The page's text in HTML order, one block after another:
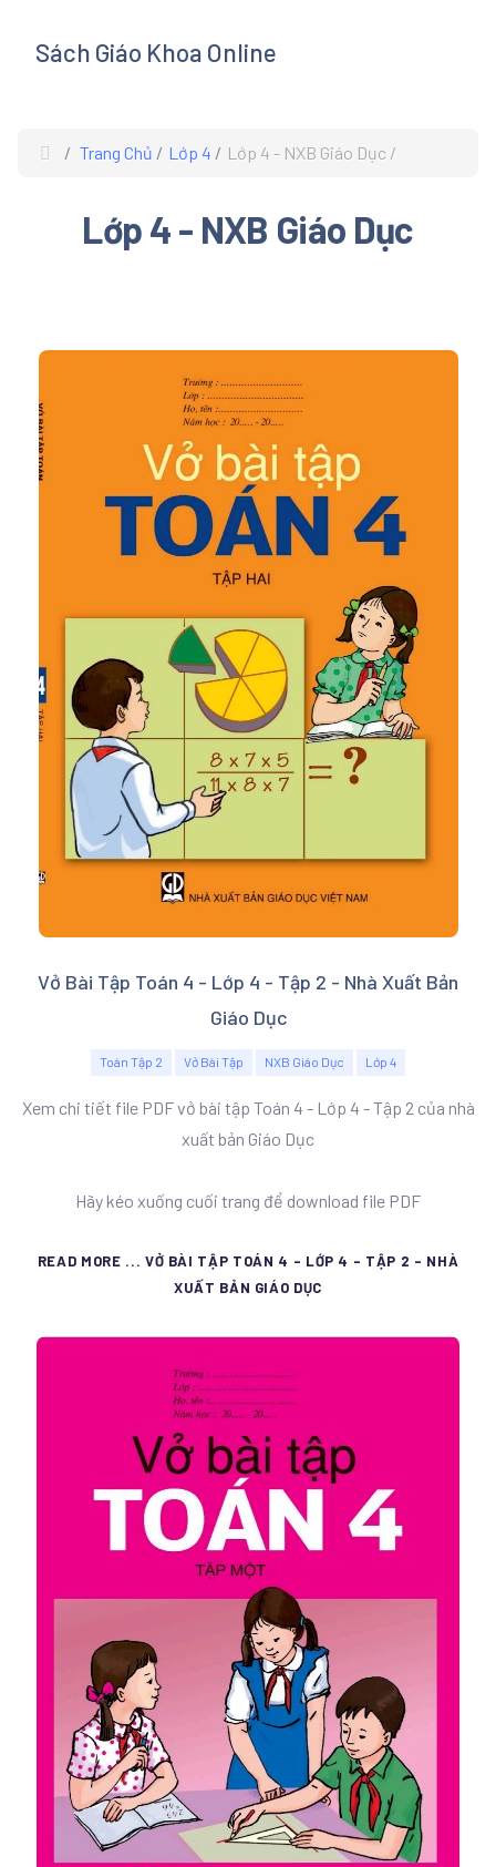
Sách Giáo Khoa Online
Trang Chủ Lớp 4 Lớp 4 - NXB Giáo Dục
Lớp 4 - NXB Giáo Dục
Vở Bài Tập Toán 4 - Lớp 4 - Tập 2 - Nhà Xuất Bản
Giáo Dục
Toán Tập 2 Vở Bài Tập NXB Giáo Dục Lớp 4
Xem chi tiết file PDF vở bài tập Toán 4 - Lớp 4 - Tập 2 của nhà
xuất bản Giáo Dục
Hãy kéo xuống cuối trang để download file PDF
READ MORE ... VỞ BÀI TẬP TOÁN 4 - LỚP 4 - TẬP 2 - NHÀ
XUẤT BẢN GIÁO DỤC